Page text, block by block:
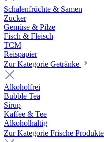
Schalenfrüchte & Samen
Zucker
Gemüse & Pilze
Fisch & Fleisch
TCM
Reispapier
Zur Kategorie Getränke
Alkoholfrei
Bubble Tea
Sirup
Kaffee & Tee
Alkoholhaltig
Zur Kategorie Frische Produkte